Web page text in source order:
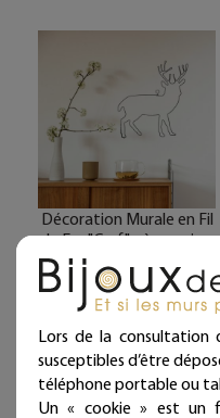
Décoration Murale en Fil
de Fer "Cerf" - à punaiser
- Bijoux de Mur - Déco
Noel/Hiver/Montagne
26,00 €
Livraison offerte dès
39€ d’achat
Lors de la consultation
susceptibles d’être
téléphone portable ou
Un « cookie » est un